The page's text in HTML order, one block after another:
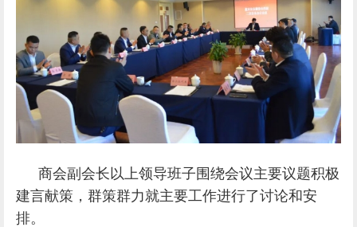
商会副会长以上领导班子围绕会议主要议题积极
建言献策，群策群力就主要工作进行了讨论和安
排。